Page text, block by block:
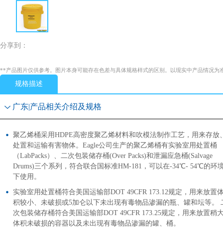
分享到：
**产品图片仅供参考。图片本身可能存在色差与具体规格样式的区别。以现实中产品情况为
规格描述
广东|产品相关介绍及规格
聚乙烯桶采用HDPE高密度聚乙烯材料和吹模法制作工艺，用来存放
处置和运输有害物体。Eagle公司生产的聚乙烯桶有实验室用处置桶
（LabPacks）、二次包装储存桶(Over Packs)和泄漏应急桶(Salvage
Drums)三个系列，符合联合国标准HM-181，可以在-34℃- 54℃的环
下使用。
实验室用处置桶符合美国运输部DOT 49CFR 173.12规定，用来放置
积较小、未破损或5加仑以下未出现有毒物品渗漏的瓶、罐和坛等。
次包装储存桶符合美国运输部DOT 49CFR 173.25规定，用来放置稍
体积未破损的容器以及未出现有毒物品渗漏的罐、桶。